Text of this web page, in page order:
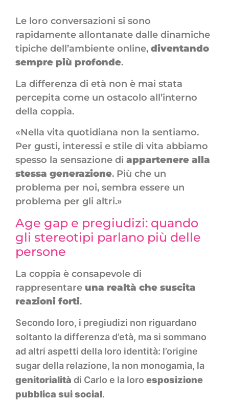
Le loro conversazioni si sono
rapidamente allontanate dalle dinamiche
tipiche dell’ambiente online, diventando
sempre più profonde.
La differenza di età non è mai stata
percepita come un ostacolo all’interno
della coppia.
«Nella vita quotidiana non la sentiamo.
Per gusti, interessi e stile di vita abbiamo
spesso la sensazione di appartenere alla
stessa generazione. Più che un
problema per noi, sembra essere un
problema per gli altri.»
Age gap e pregiudizi: quando
gli stereotipi parlano più delle
persone
La coppia è consapevole di
rappresentare una realtà che suscita
reazioni forti.
Secondo loro, i pregiudizi non riguardano
soltanto la differenza d’età, ma si sommano
ad altri aspetti della loro identità: l’origine
sugar della relazione, la non monogamia, la
genitorialità di Carlo e la loro esposizione
pubblica sui social.